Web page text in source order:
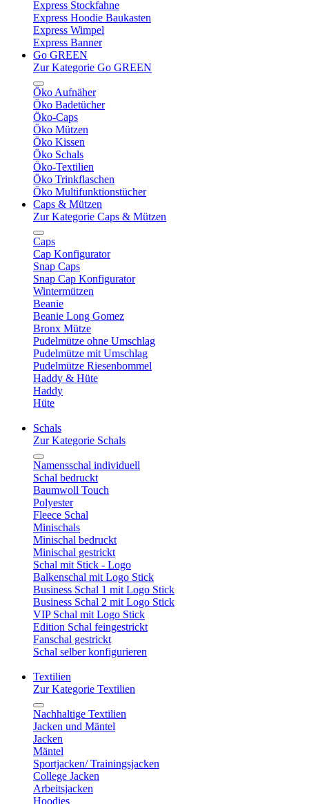
Express Stockfahne
Express Hoodie Baukasten
Express Wimpel
Express Banner
Go GREEN
Zur Kategorie Go GREEN
Öko Aufnäher
Öko Badetücher
Öko-Caps
Öko Mützen
Öko Kissen
Öko Schals
Öko-Textilien
Öko Trinkflaschen
Öko Multifunktionstücher
Caps & Mützen
Zur Kategorie Caps & Mützen
Caps
Cap Konfigurator
Snap Caps
Snap Cap Konfigurator
Wintermützen
Beanie
Beanie Long Gomez
Bronx Mütze
Pudelmütze ohne Umschlag
Pudelmütze mit Umschlag
Pudelmütze Riesenbommel
Haddy & Hüte
Haddy
Hüte
Schals
Zur Kategorie Schals
Namensschal individuell
Schal bedruckt
Baumwoll Touch
Polyester
Fleece Schal
Minischals
Minischal bedruckt
Minischal gestrickt
Schal mit Stick - Logo
Balkenschal mit Logo Stick
Business Schal 1 mit Logo Stick
Business Schal 2 mit Logo Stick
VIP Schal mit Logo Stick
Edition Schal feingestrickt
Fanschal gestrickt
Schal selber konfigurieren
Textilien
Zur Kategorie Textilien
Nachhaltige Textilien
Jacken und Mäntel
Jacken
Mäntel
Sportjacken/ Trainingsjacken
College Jacken
Arbeitsjacken
Hoodies